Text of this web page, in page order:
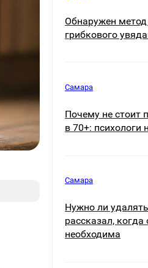
Обнаружен
грибкового
Самара
Почему не стоит
в 70+: психологи
Самара
Нужно ли
рассказал,
необходима